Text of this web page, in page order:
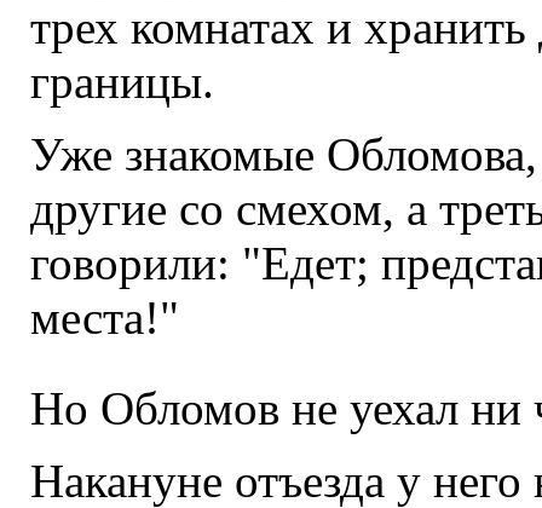
трех комнатах и
границы.
Уже знакомые
другие со смехом, а
говорили: "Едет;
места!"
Но Обломов не уехал ни
Накануне отъезда у